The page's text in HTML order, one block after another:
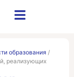
образования /
реализующих